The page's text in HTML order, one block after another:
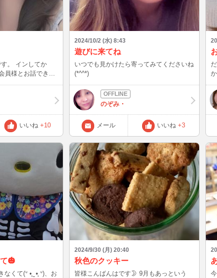
。 インしてか
員様とお話できて
。 特に夜が多い
るので、もしよ
して下しゃい
いいね +10
2024/10/2 (水) 8:43
遊びに来てね
いつでも見かけたら寄ってみてくださいね
(*^^*)
のぞみ・
メール いいね +3
だ
🎃
(ᐡ •̥ ̫ •̥ ᐡ)、お
2024/9/30 (月) 20:40
秋色のクッキー
皆様こんばんはです🌛 9月もあっという